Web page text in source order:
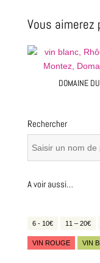
Vous
DOMAINE
Rechercher
A voir aussi…
6 - 10€ 11 – 20€
VIN ROUGE VIN